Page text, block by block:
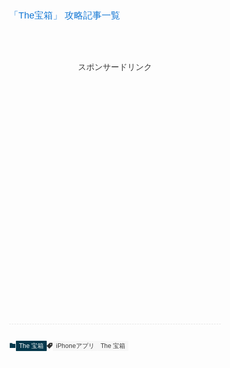
「The宝箱」 攻略記事一覧
スポンサードリンク
The 宝箱 iPhoneアプリ The 宝箱